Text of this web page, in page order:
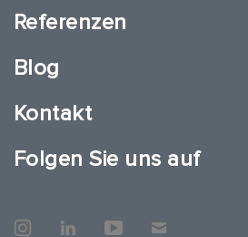
Referenzen
Blog
Kontakt
Folgen Sie uns auf